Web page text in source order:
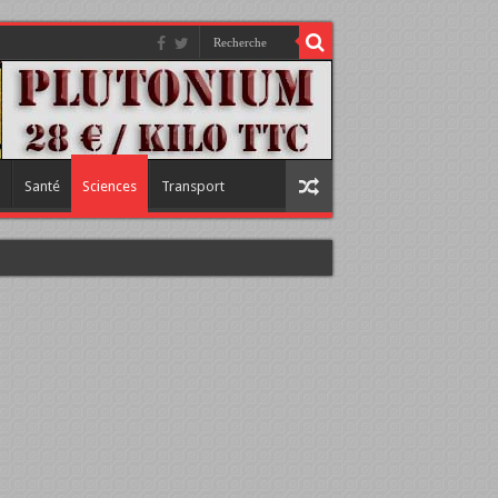
Santé Sciences Transport